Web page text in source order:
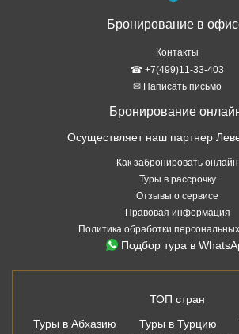
Бронирование в
Контакты
☎ +7(499)11-33-403
✉ Написать письмо
Бронирование
Осуществляет наш партнер
Как забронировать онлайн
Туры в рассрочку
Отзывы о сервисе
Правовая информация
Политика обработки
Подбор тура в
ТОП стран
Туры в Абхазию
Туры в Турцию